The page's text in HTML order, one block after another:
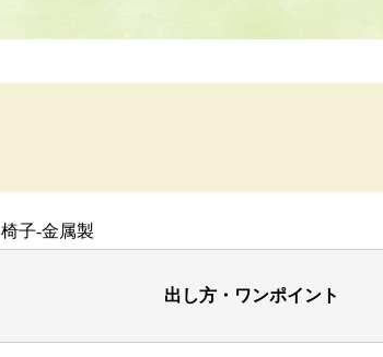
椅子-金属製
出し方・ワンポイント